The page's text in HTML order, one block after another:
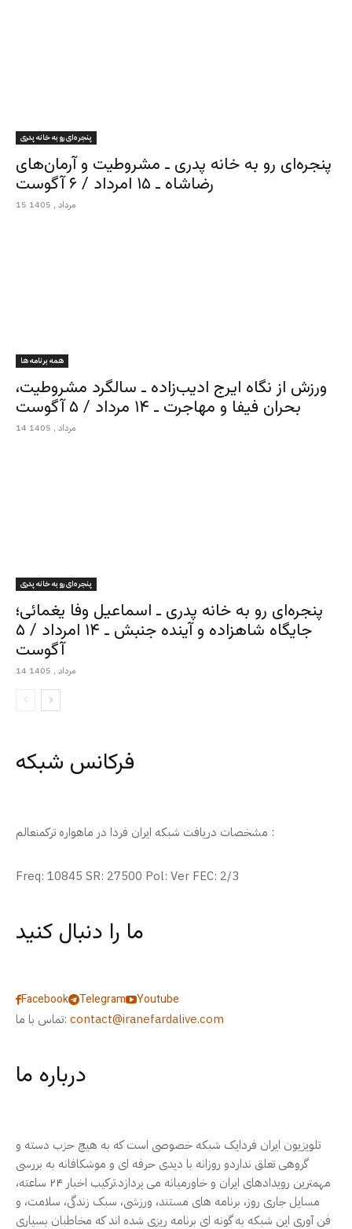
پنجره‌ای رو به خانه پدری
پنجره‌ای رو به خانه پدری ـ مشروطیت و آرمان‌های
رضاشاه ـ ۱۵ امرداد / ۶ آگوست
15 مرداد , 1405
همه برنامه ها
ورزش از نگاه ایرج ادیب‌زاده ـ سالگرد مشروطیت،
بحران فیفا و مهاجرت ـ ۱۴ مرداد / ۵ آگوست
14 مرداد , 1405
پنجره‌ای رو به خانه پدری
پنجره‌ای رو به خانه پدری ـ اسماعیل وفا یغمائی؛
جایگاه شاهزاده و آینده جنبش ـ ۱۴ امرداد / ۵
آگوست
14 مرداد , 1405
فرکانس شبکه
مشخصات دریافت شبکه ایران فردا در ماهواره ترکمنعالم :
Freq: 10845 SR: 27500 Pol: Ver FEC: 2/3
ما را دنبال کنید
Facebook Telegram
Youtube
تماس با ما: contact@iranefardalive.com
درباره ما
تلویزیون ایران فردایک شبکه خصوصی است که به هیچ حزب دسته و
گروهی تعلق نداردو روزانه با دیدی حرفه ای و موشکافانه به بررسی
مهمترین رویدادهای ایران و خاورمیانه می پردازد.ترکیب اخبار ۲۴ ساعته،
مسایل جاری روز، برنامه های مستند، ورزشی، سبک زندگی، سلامت، و
فن آوری این شبکه به گونه ای برنامه ریزی شده اند که مخاطبان بسیاری